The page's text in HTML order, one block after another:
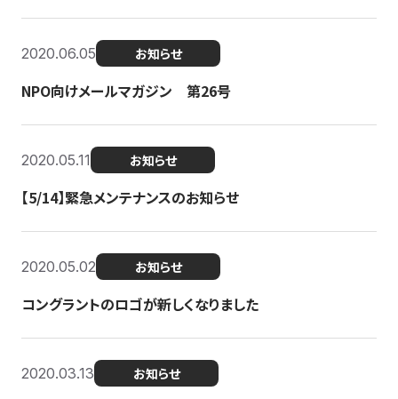
2020.06.05 お知らせ
NPO向けメールマガジン 第26号
2020.05.11 お知らせ
【5/14】緊急メンテナンスのお知らせ
2020.05.02 お知らせ
コングラントのロゴが新しくなりました
2020.03.13 お知らせ